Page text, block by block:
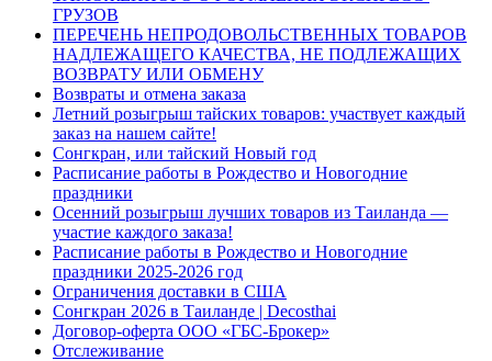
ГРУЗОВ
ПЕРЕЧЕНЬ НЕПРОДОВОЛЬСТВЕННЫХ ТОВАРОВ
НАДЛЕЖАЩЕГО КАЧЕСТВА, НЕ ПОДЛЕЖАЩИХ
ВОЗВРАТУ ИЛИ ОБМЕНУ
Возвраты и отмена заказа
Летний розыгрыш тайских товаров: участвует каждый
заказ на нашем сайте!
Сонгкран, или тайский Новый год
Расписание работы в Рождество и Новогодние
праздники
Осенний розыгрыш лучших товаров из Таиланда —
участие каждого заказа!
Расписание работы в Рождество и Новогодние
праздники 2025-2026 год
Ограничения доставки в США
Сонгкран 2026 в Таиланде | Decosthai
Договор-оферта ООО «ГБС-Брокер»
Отслеживание